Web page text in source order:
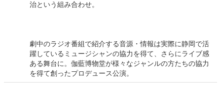
治という組み合わせ。
劇中のラジオ番組で紹介する音源・情報は実際に静岡で活
躍しているミュージシャンの協力を得て、さらにライブ感
ある舞台に。伽藍博物堂が様々なジャンルの方たちの協力
を得て創ったプロデュース公演。